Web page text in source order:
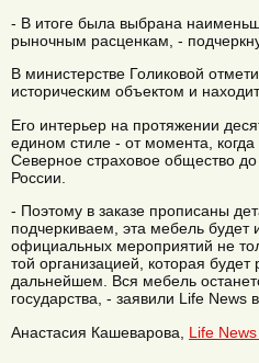
- В итоге была выбрана
рыночным расценкам, -
В министерстве Голиковой
историческим объектом и
Его интерьер на протяжении
едином стиле - от момента,
Северное страховое общество до
России.
- Поэтому в заказе прописаны
подчеркиваем, эта мебель будет
официальных мероприятий не
той организацией, которая будет
дальнейшем. Вся мебель
государства, - заявили Life News
Анастасия Кашеварова, Life